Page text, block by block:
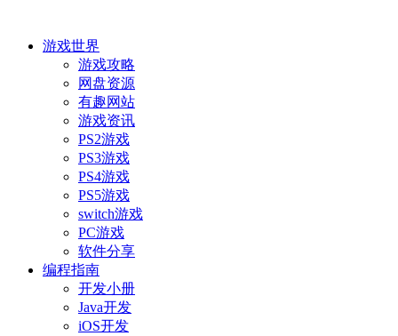
游戏世界
游戏攻略
网盘资源
有趣网站
游戏资讯
PS2游戏
PS3游戏
PS4游戏
PS5游戏
switch游戏
PC游戏
软件分享
编程指南
开发小册
Java开发
iOS开发